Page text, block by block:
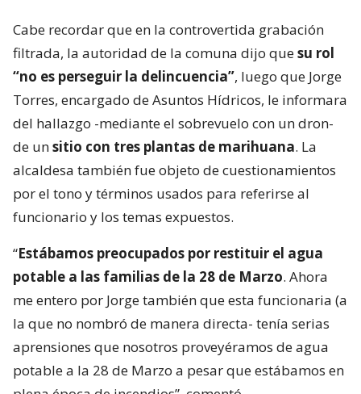
Cabe recordar que en la controvertida grabación
filtrada, la autoridad de la comuna dijo quesu rol
“no es perseguir la delincuencia”, luego que Jorge
Torres, encargado de Asuntos Hídricos, le informara
del hallazgo -mediante el sobrevuelo con un dron-
de unsitio con tres plantas de marihuana. La
alcaldesa también fue objeto de cuestionamientos
por el tono y términos usados para referirse al
funcionario y los temas expuestos.
“Estábamos preocupados por restituir el agua
potable a las familias de la 28 de Marzo. Ahora
me entero por Jorge también que esta funcionaria (a
la que no nombró de manera directa- tenía serias
aprensiones que nosotros proveyéramos de agua
potable a la 28 de Marzo a pesar que estábamos en